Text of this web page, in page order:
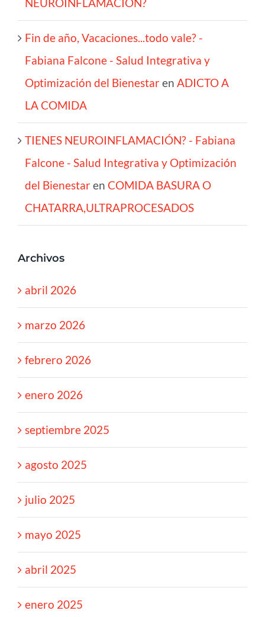
NEUROINFLAMACIÓN?
Fin de año, Vacaciones...todo vale? -
Fabiana Falcone - Salud Integrativa y
Optimización del Bienestaren ADICTO A
LA COMIDA
TIENES NEUROINFLAMACIÓN? - Fabiana
Falcone - Salud Integrativa y Optimización
del Bienestaren COMIDA BASURA O
CHATARRA,ULTRAPROCESADOS
Archivos
abril 2026
marzo 2026
febrero 2026
enero 2026
septiembre 2025
agosto 2025
julio 2025
mayo 2025
abril 2025
enero 2025